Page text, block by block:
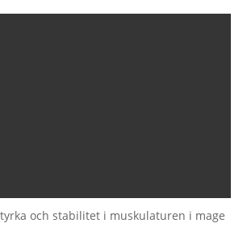
och stabilitet i muskulaturen i mage